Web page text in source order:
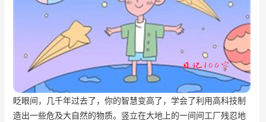
眨眼间，几千年过去了，你的智慧变高了，学会了利用高科技制
造出一些危及大自然的物质。竖立在大地上的一间间工厂残忍地